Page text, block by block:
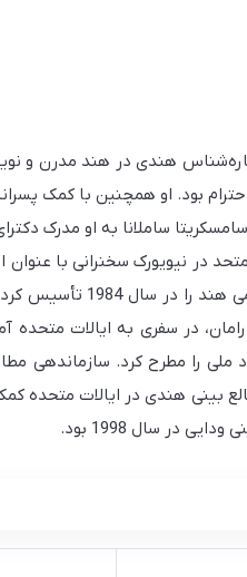
20 دسامبر 1998) یک ستاره‌شناس هندی
بود. او همچنین با کمک
بود که در سال 1970 در سازمان ملل متحد در
داشت که طالع
پاتنا و دیگر شهرها تنظیم کند.در
ملی را مطرح کرد.
در سال 1998 بود.